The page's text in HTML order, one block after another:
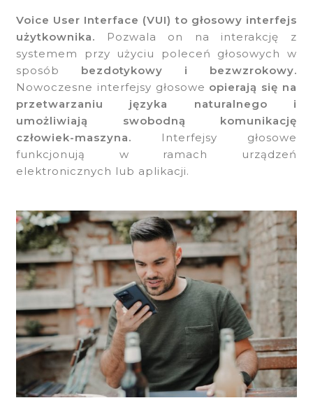
Voice User Interface (VUI) to głosowy interfejs
użytkownika. Pozwala on na interakcję z
systemem przy użyciu poleceń głosowych w
sposób bezdotykowy i bezwzrokowy.
Nowoczesne interfejsy głosowe opierają się na
przetwarzaniu języka naturalnego i
umożliwiają swobodną komunikację
człowiek-maszyna. Interfejsy głosowe
funkcjonują w ramach urządzeń
elektronicznych lub aplikacji.